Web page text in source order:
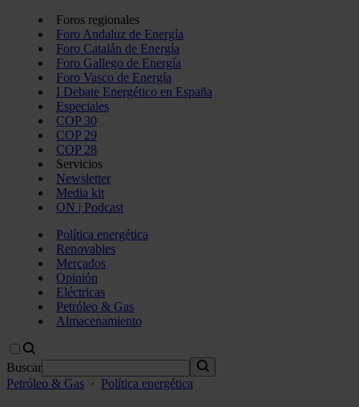
Foros regionales
Foro Andaluz de Energía
Foro Catalán de Energía
Foro Gallego de Energía
Foro Vasco de Energía
I Debate Energético en España
Especiales
COP 30
COP 29
COP 28
Servicios
Newsletter
Media kit
ON | Podcast
Política energética
Renovables
Mercados
Opinión
Eléctricas
Petróleo & Gas
Almacenamiento
Buscar
Petróleo & Gas · Política energética